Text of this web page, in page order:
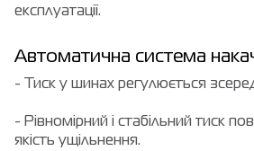
експлуатації.
Автоматична система
- Тиск у шинах регулюється
- Рівномірний і стабільний тиск
якість ущільнення.